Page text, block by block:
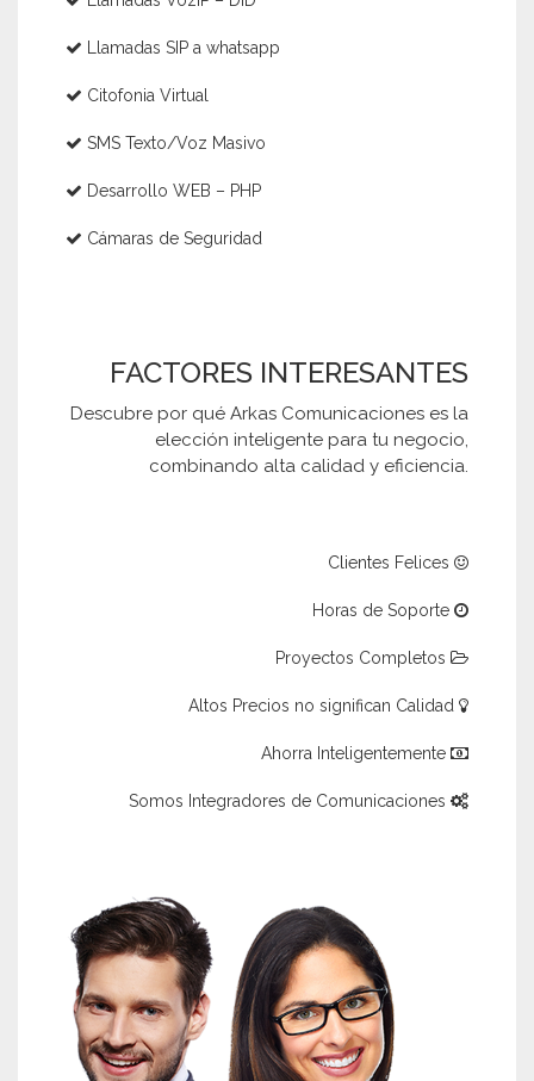
Llamadas SIP a whatsapp
Citofonia Virtual
SMS Texto/Voz Masivo
Desarrollo WEB – PHP
Cámaras de Seguridad
FACTORES INTERESANTES
Descubre por qué Arkas Comunicaciones es la
elección inteligente para tu negocio,
combinando alta calidad y eficiencia.
Clientes Felices
Horas de Soporte
Proyectos Completos
Altos Precios no significan Calidad
Ahorra Inteligentemente
Somos Integradores de Comunicaciones